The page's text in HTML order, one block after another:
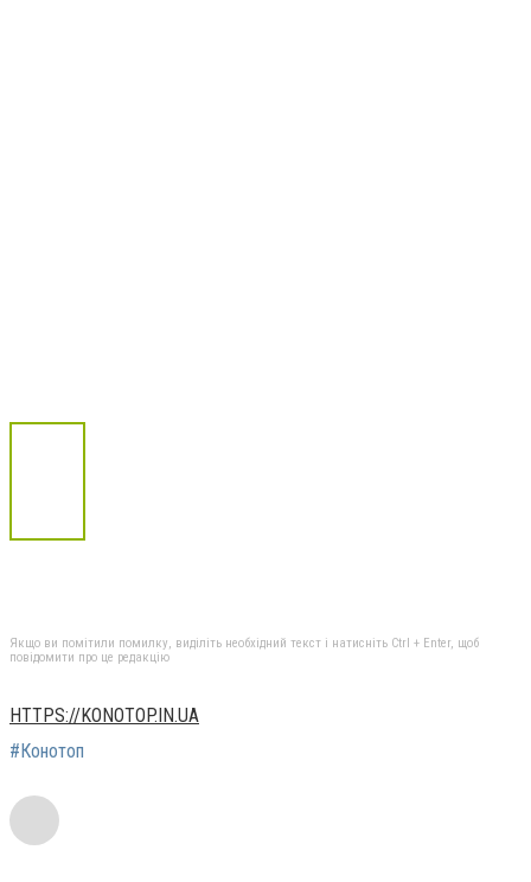
Якщо ви помітили помилку, виділіть необхідний текст і натисніть Ctrl + Enter, щоб
повідомити про це редакцію
HTTPS://KONOTOP.IN.UA
#Конотоп